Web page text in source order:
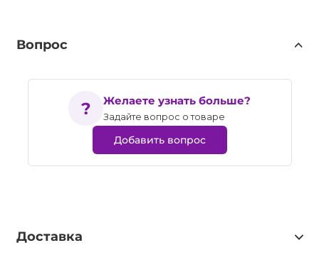
Вопрос
Желаете узнать больше?
Задайте вопрос о товаре
Добавить вопрос
Доставка